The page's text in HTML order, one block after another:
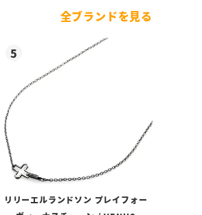
全ブランドを見る
リリーエルランドソン プレイフォー